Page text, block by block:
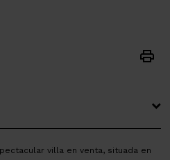
villa en venta, situada en